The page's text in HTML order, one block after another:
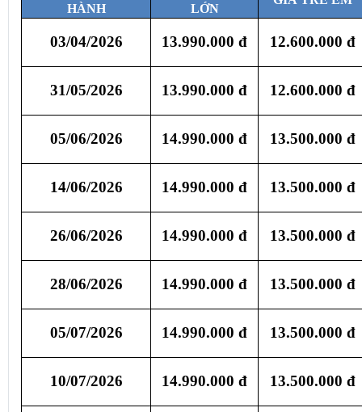
NGÀY KHỞI
GIÁ NGƯỜI
GIÁ TRẺ EM
03/04/2026 13.990.000 đ 12.600.000 đ
31/05/2026 13.990.000 đ 12.600.000 đ
05/06/2026 14.990.000 đ 13.500.000 đ
14/06/2026 14.990.000 đ 13.500.000 đ
26/06/2026 14.990.000 đ 13.500.000 đ
28/06/2026 14.990.000 đ 13.500.000 đ
05/07/2026 14.990.000 đ 13.500.000 đ
10/07/2026 14.990.000 đ 13.500.000 đ